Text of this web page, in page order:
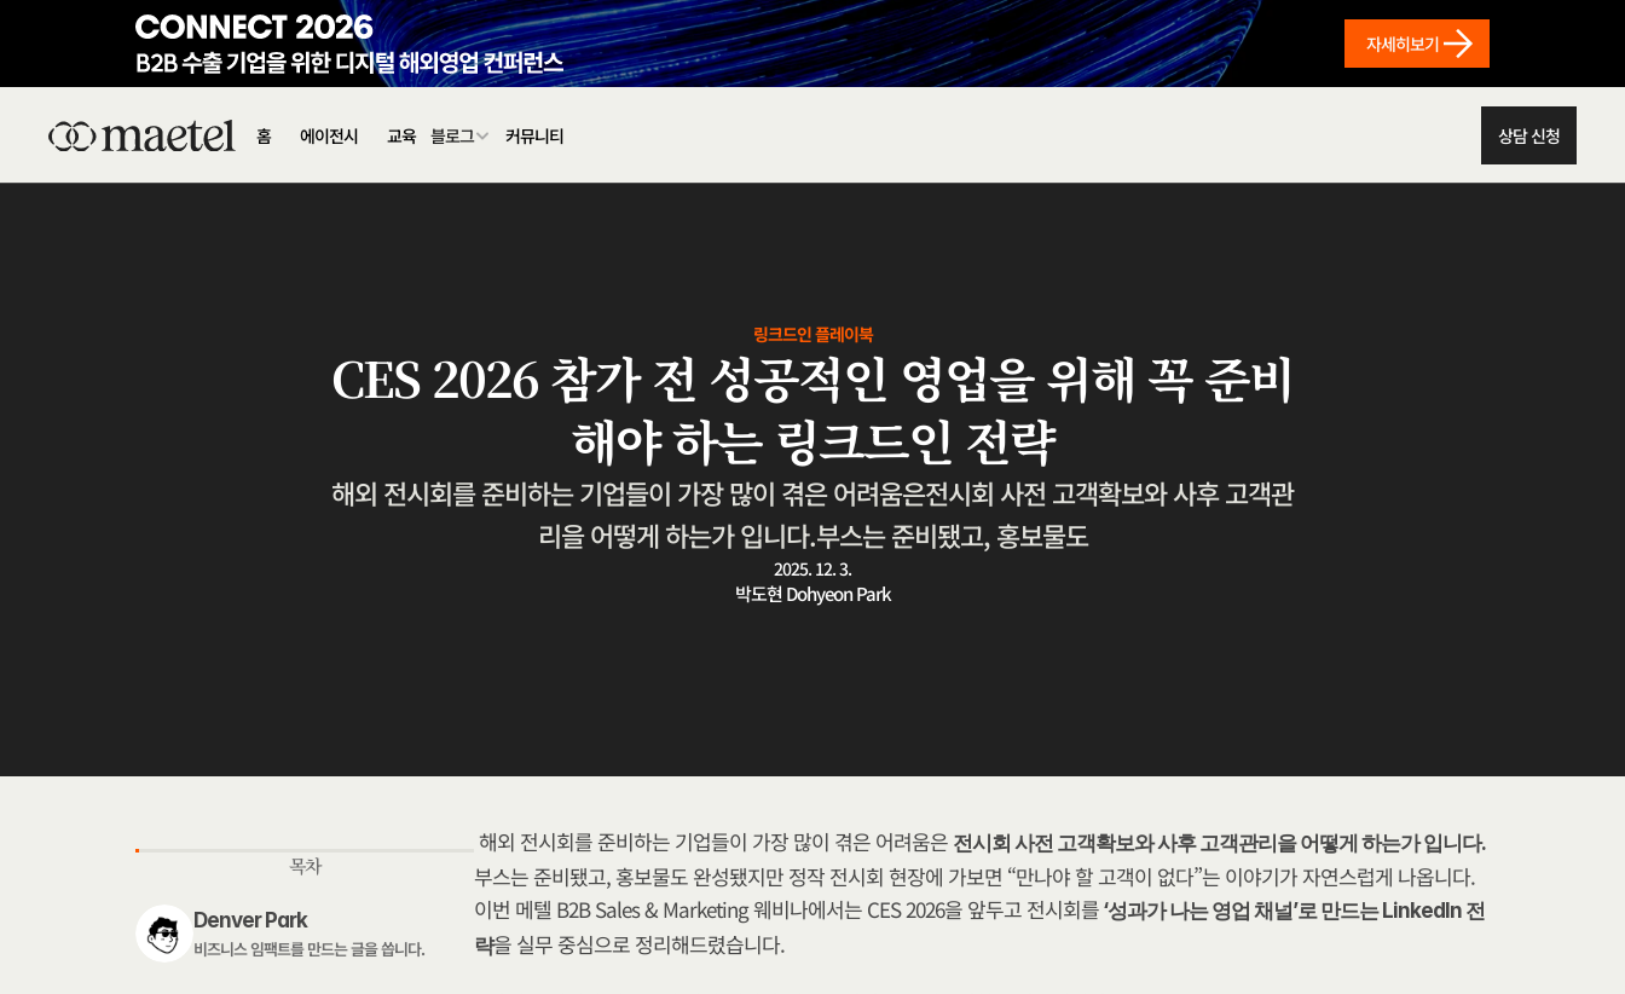
자세히보기
홈 에이전시 교육 블로그 커뮤니티 상담 신청
링크드인 플레이북
CES 2026 참가 전 성공적인 영업을 위해 꼭 준비
해야 하는 링크드인 전략
해외 전시회를 준비하는 기업들이 가장 많이 겪은 어려움은전시회 사전 고객확보와 사후 고객관
리을 어떻게 하는가 입니다.부스는 준비됐고, 홍보물도
2025. 12. 3.
박도현 Dohyeon Park
목차
Denver Park
비즈니스 임팩트를 만드는 글을 씁니다.
해외 전시회를 준비하는 기업들이 가장 많이 겪은 어려움은 ​전시회 사전 고객확보와 사후 고객관리을 어떻게 하는가 입니다.
부스는 준비됐고, 홍보물도 완성됐지만 정작 전시회 현장에 가보면 “만나야 할 고객이 없다”는 이야기가 자연스럽게 나옵니다.
이번 메텔 B2B Sales & Marketing 웨비나에서는 CES 2026을 앞두고 전시회를 ‘성과가 나는 영업 채널’로 만드는 LinkedIn 전
략을 실무 중심으로 정리해드렸습니다.